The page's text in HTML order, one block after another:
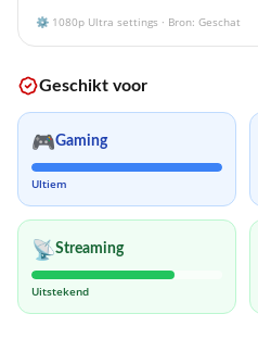
⚙️ 1080p Ultra settings · Bron: Geschat
Geschikt voor
🎮Gaming
Ultiem
📡Streaming
Uitstekend